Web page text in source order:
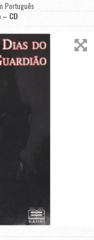
Português
CD